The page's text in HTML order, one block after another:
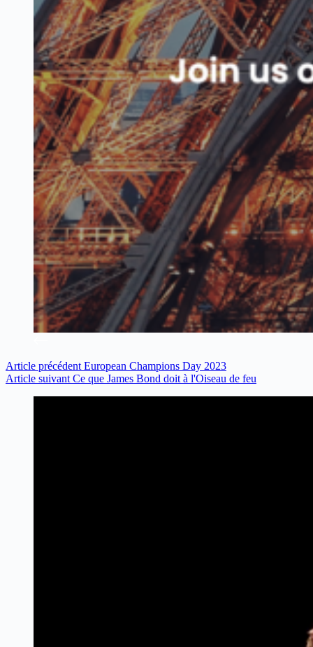
Article précédent European Champions Day 2023
Article suivant Ce que James Bond doit à l'Oiseau de feu